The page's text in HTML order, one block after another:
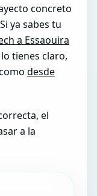
concreto
ya sabes tu
a Essaouira
tienes claro,
desde
el
a la